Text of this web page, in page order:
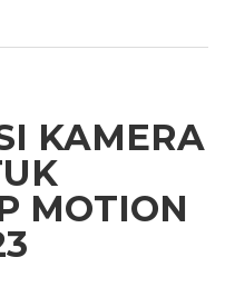
KAMERA
MOTION